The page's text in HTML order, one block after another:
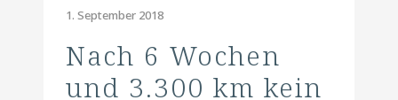
1. September 2018
Nach 6 Wochen
und 3.300 km kein